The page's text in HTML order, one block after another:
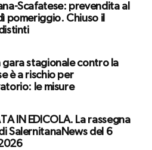
Scafatese: prevendita al
pomeriggio. Chiuso il
gara stagionale contro la
è a rischio per
le misure
IN EDICOLA. La rassegna
SalernitanaNews del 6